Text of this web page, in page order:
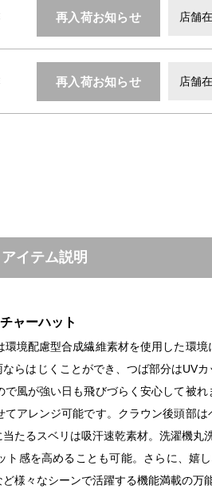
再入荷お知らせ 店舗
再入荷お知らせ 店舗
アイテム説明
ャーハット
境配慮型合成繊維素材を使用した環境
らはじくことができ、つば部分はUV
風が強い日も飛びづらく安心して被れ
アレンジ可能です。クラウン後頭部は
たるスベリは吸汗速乾素材。洗濯機丸
感を高めることも可能。さらに、嬉
様々なシーンで活躍する機能満載の万